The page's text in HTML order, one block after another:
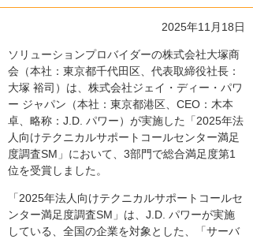
2025年11月18日
ソリューションプロバイダーの株式会社大塚商
会（本社：東京都千代田区、代表取締役社長：
大塚 裕司）は、株式会社ジェイ・ディー・パワ
ー ジャパン（本社：東京都港区、CEO：木本
卓、略称：J.D. パワー）が実施した「2025年法
人向けテクニカルサポートコールセンター満足
度調査SM」において、3部門で総合満足度第1
位を受賞しました。
「2025年法人向けテクニカルサポートコールセ
ンター満足度調査SM」は、J.D. パワーが実施
している、全国の企業を対象とした、「サーバ